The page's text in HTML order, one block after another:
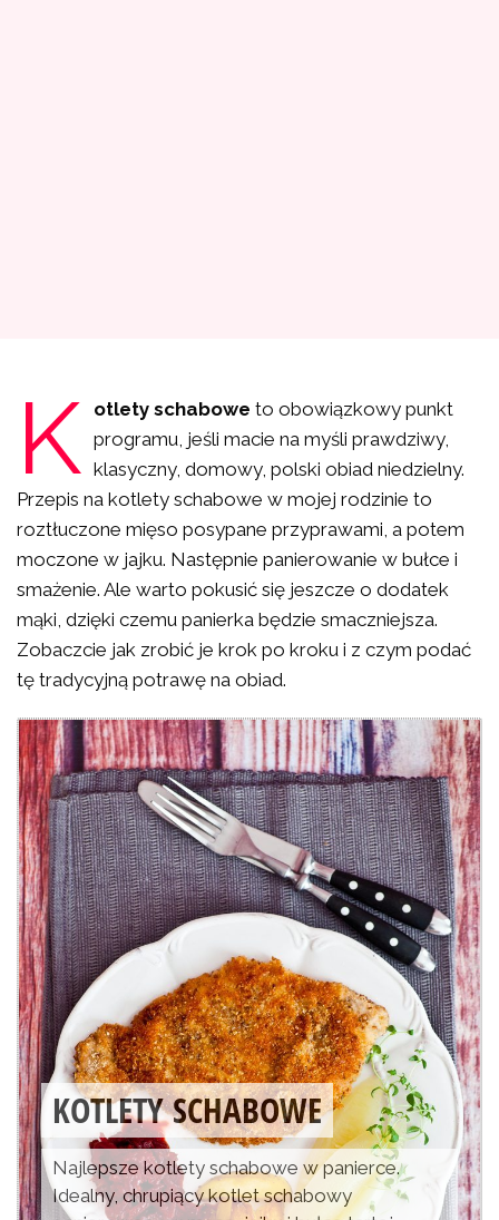
K otlety schabowe to obowiązkowy punkt
programu, jeśli macie na myśli prawdziwy,
klasyczny, domowy, polski obiad niedzielny.
Przepis na kotlety schabowe w mojej rodzinie to
roztłuczone mięso posypane przyprawami, a potem
moczone w jajku. Następnie panierowanie w bułce i
smażenie. Ale warto pokusić się jeszcze o dodatek
mąki, dzięki czemu panierka będzie smaczniejsza.
Zobaczcie jak zrobić je krok po kroku i z czym podać
tę tradycyjną potrawę na obiad.
KOTLETY SCHABOWE
Najlepsze kotlety schabowe w panierce.
Idealny, chrupiący kotlet schabowy